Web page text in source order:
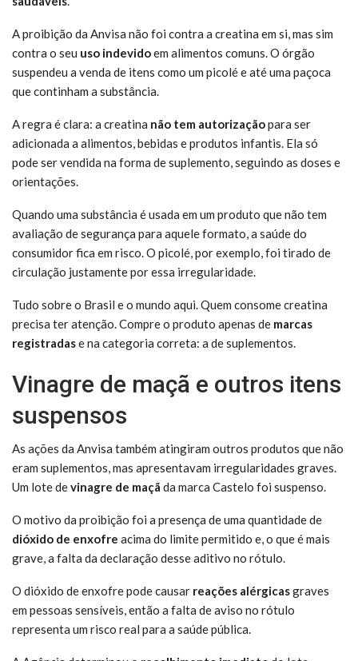
A proibição da Anvisa não foi contra a creatina em si, mas sim
contra o seu uso indevidoem alimentos comuns. O órgão
suspendeu a venda de itens como um picolé e até uma paçoca
que continham a substância.
A regra é clara: a creatina não tem autorizaçãopara ser
adicionada a alimentos, bebidas e produtos infantis. Ela só
pode ser vendida na forma de suplemento, seguindo as doses e
orientações.
Quando uma substância é usada em um produto que não tem
avaliação de segurança para aquele formato, a saúde do
consumidor fica em risco. O picolé, por exemplo, foi tirado de
circulação justamente por essa irregularidade.
Tudo sobre o Brasil e o mundo aqui. Quem consome creatina
precisa ter atenção. Compre o produto apenas de marcas
registradase na categoria correta: a de suplementos.
Vinagre de maçã e outros itens
suspensos
As ações da Anvisa também atingiram outros produtos que não
eram suplementos, mas apresentavam irregularidades graves.
Um lote devinagre de maçã da marca Castelo foi suspenso.
O motivo da proibição foi a presença de uma quantidade de
dióxido de enxofre acima do limite permitido e, o que é mais
grave, a falta da declaração desse aditivo no rótulo.
O dióxido de enxofre pode causar reações alérgicasgraves
em pessoas sensíveis, então a falta de aviso no rótulo
representa um risco real para a saúde pública.